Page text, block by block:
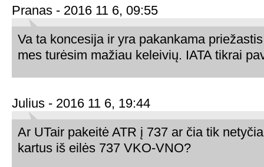
Pranas - 2016 11 6, 09:55
Va ta koncesija ir yra pakankama
mes turėsim mažiau keleivių. IATA tikrai
Julius - 2016 11 6, 19:44
Ar UTair pakeitė ATR į 737 ar čia tik
kartus iš eilės 737 VKO-VNO?